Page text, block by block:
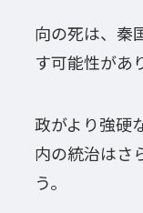
向の死は、秦
す可能性があ
政がより強硬
内の統治はさ
う。